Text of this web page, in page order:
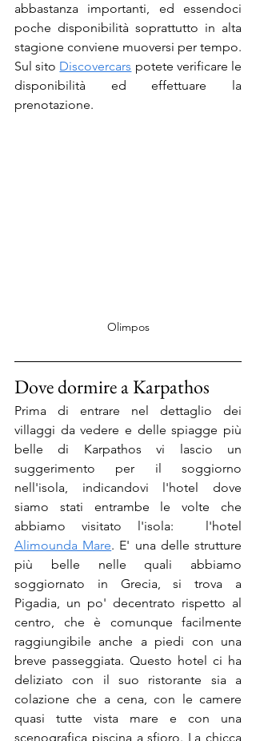
abbastanza importanti, ed essendoci
poche disponibilità soprattutto in alta
stagione conviene muoversi per tempo.
Sul sito Discovercars potete verificare le
disponibilità ed effettuare la
prenotazione.
Olimpos
Dove dormire a Karpathos
Prima di entrare nel dettaglio dei
villaggi da vedere e delle spiagge più
belle di Karpathos vi lascio un
suggerimento per il soggiorno
nell'isola, indicandovi l'hotel dove
siamo stati entrambe le volte che
Alimounda Mare. E' una delle strutture
più belle nelle quali abbiamo
soggiornato in Grecia, si trova a
Pigadia, un po' decentrato rispetto al
centro, che è comunque facilmente
raggiungibile anche a piedi con una
breve passeggiata. Questo hotel ci ha
deliziato con il suo ristorante sia a
colazione che a cena, con le camere
quasi tutte vista mare e con una
scenografica piscina a sfioro. La chicca